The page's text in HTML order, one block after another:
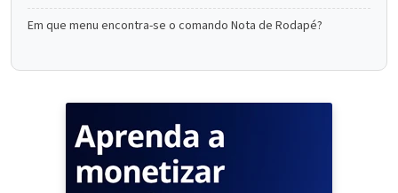
Em que menu encontra-se o comando Nota de Rodapé?